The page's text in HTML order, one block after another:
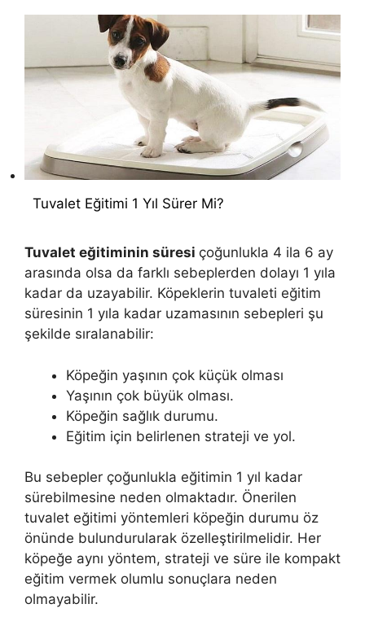
Tuvalet Eğitimi 1 Yıl Sürer Mi?
Tuvalet eğitiminin süresi çoğunlukla 4 ila 6 ay
arasında olsa da farklı sebeplerden dolayı 1 yıla
kadar da uzayabilir. Köpeklerin tuvaleti eğitim
süresinin 1 yıla kadar uzamasının sebepleri şu
şekilde sıralanabilir:
Köpeğin yaşının çok küçük olması
Yaşının çok büyük olması.
Köpeğin sağlık durumu.
Eğitim için belirlenen strateji ve yol.
Bu sebepler çoğunlukla eğitimin 1 yıl kadar
sürebilmesine neden olmaktadır. Önerilen
tuvalet eğitimi yöntemleri köpeğin durumu öz
önünde bulundurularak özelleştirilmelidir. Her
köpeğe aynı yöntem, strateji ve süre ile kompakt
eğitim vermek olumlu sonuçlara neden
olmayabilir.